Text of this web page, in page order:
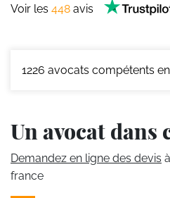
Voir les 448 avis
1226 avocats compétents
Un avocat dans
Demandez en ligne des devis
france